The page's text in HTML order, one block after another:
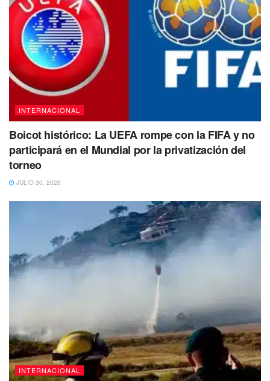
Este incidente destaca la importancia de los rigurosos
protocolos de seguridad implementados en La Casa
Blanca para salvaguardar la integridad del presidente y su
personal.
#Cancun
𝐌𝐮𝐣𝐞𝐫 𝐞𝐬 𝐞𝐦𝐛𝐞𝐬𝐭𝐢𝐝𝐚 𝐩𝐨𝐫 𝐜𝐚𝐦𝐢ó𝐧 𝐝𝐞 𝐥𝐚
𝐙𝐨𝐧𝐚 𝐇𝐨𝐭𝐞𝐥𝐞𝐫𝐚 𝐜𝐮𝐚𝐧𝐝𝐨 𝐜𝐢𝐫𝐜𝐮𝐥𝐚𝐛𝐚 𝐬𝐨𝐛𝐫𝐞 𝐥𝐚 𝐀𝐯.
𝐊𝐚𝐛𝐚𝐡
#Comenta#Comparte
#Entératehttps://t.co/gmpYQH87Ao
El Servicio Secreto continúa trabajando para garantizar la
seguridad de la residencia presidencial y para evitar que
situaciones similares se repitan en el futuro.
INTERNACIONAL
Boicot histórico: La UEFA rompe con la FIFA y no
participará en el Mundial por la privatización del
torneo
JULIO 30, 2026
INTERNACIONAL